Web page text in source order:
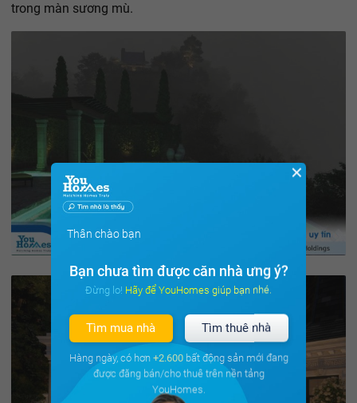
trong màn sương mù.
✕
Thân chào bạn
Bạn chưa tìm được căn nhà ưng ý?
Đừng lo! Hãy để YouHomes giúp bạn nhé.
Tìm mua nhà Tìm thuê nhà
Hàng ngày, có hơn +2.600bất động sản mới đang
được đăng bán/cho thuê trên nền tảng
YouHomes.